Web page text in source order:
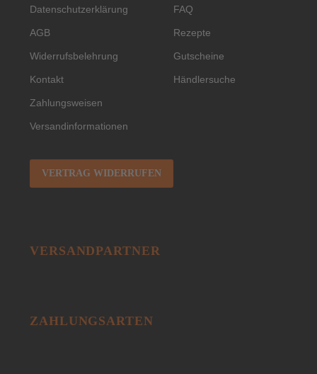
Datenschutzerklärung
AGB
Widerrufsbelehrung
Kontakt
Zahlungsweisen
Versandinformationen
VERTRAG WIDERRUFEN
FAQ
Rezepte
Gutscheine
Händlersuche
VERSANDPARTNER
ZAHLUNGSARTEN